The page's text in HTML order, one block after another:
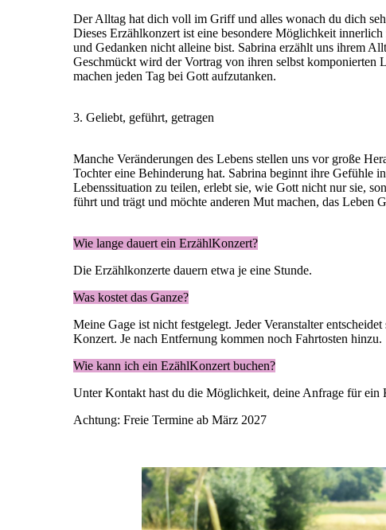
Der Alltag hat dich voll im Griff und alles wonach du dich
Dieses Erzählkonzert ist eine besondere Möglichkeit
und Gedanken nicht alleine bist. Sabrina erzählt uns ihrem
Geschmückt wird der Vortrag von ihren selbst komponierten
machen jeden Tag bei Gott aufzutanken.
3. Geliebt, geführt, getragen
Manche Veränderungen des Lebens stellen uns vor große
Tochter eine Behinderung hat. Sabrina beginnt ihre Gefühle
Lebenssituation zu teilen, erlebt sie, wie Gott nicht nur sie,
führt und trägt und möchte anderen Mut machen, das Leben
Wie lange dauert ein ErzählKonzert?
Die Erzählkonzerte dauern etwa je eine Stunde.
Was kostet das Ganze?
Meine Gage ist nicht festgelegt. Jeder Veranstalter
Konzert. Je nach Entfernung kommen noch Fahrtosten hinzu.
Wie kann ich ein EzählKonzert buchen?
Unter Kontakt hast du die Möglichkeit, deine Anfrage für
Achtung: Freie Termine ab März 2027